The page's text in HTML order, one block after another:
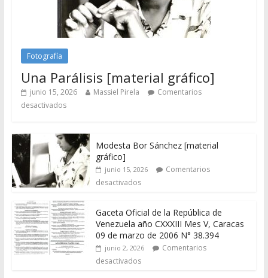
Fotografía
Una Parálisis [material gráfico]
junio 15, 2026 Massiel Pirela
Comentarios
desactivados
Modesta Bor Sánchez [material
gráfico]
junio 15, 2026
Comentarios
desactivados
Gaceta Oficial de la República de
Venezuela año CXXXIII Mes V, Caracas
09 de marzo de 2006 N° 38.394
junio 2, 2026
Comentarios
desactivados